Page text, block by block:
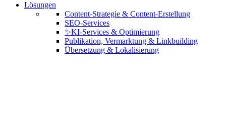
Lösungen
Content-Strategie & Content-Erstellung
SEO-Services
✨KI-Services & Optimierung
Publikation, Vermarktung & Linkbuilding
Übersetzung & Lokalisierung